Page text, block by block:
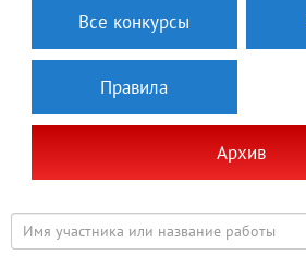
Все конкурсы
Правила
Архив